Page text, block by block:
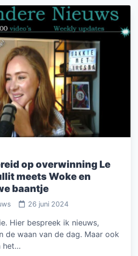
op overwinning Le
meets Woke en
baantje
26 juni 2024
Hier bespreek ik nieuws,
de waan van de dag. Maar ook
het…